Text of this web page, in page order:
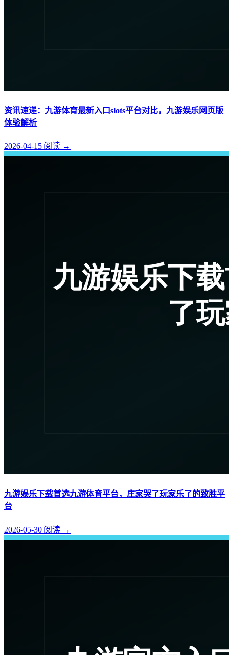
资讯速递：九游体育最新入口slots平台对比，九游娱乐网页版
体验解析
2026-04-15 阅读 →
九游娱乐下载首选九游体育平台，庄家哭了玩家乐了的致胜平
台
2026-05-30 阅读 →